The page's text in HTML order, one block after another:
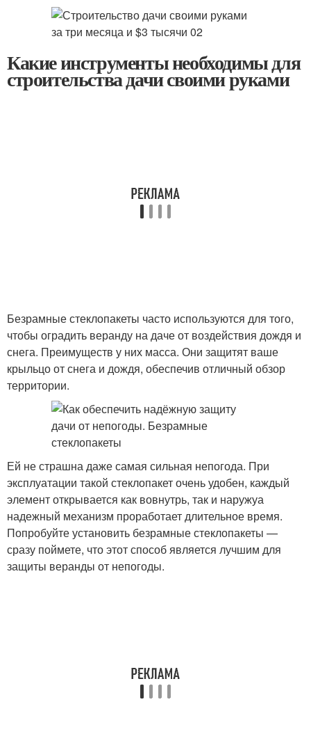
Какие инструменты необходимы для
строительства дачи своими руками
Безрамные стеклопакеты часто используются для того,
чтобы оградить веранду на даче от воздействия дождя и
снега. Преимуществ у них масса. Они защитят ваше
крыльцо от снега и дождя, обеспечив отличный обзор
территории.
Ей не страшна даже самая сильная непогода. При
эксплуатации такой стеклопакет очень удобен, каждый
элемент открывается как вовнутрь, так и наружуа
надежный механизм проработает длительное время.
Попробуйте установить безрамные стеклопакеты —
сразу поймете, что этот способ является лучшим для
защиты веранды от непогоды.